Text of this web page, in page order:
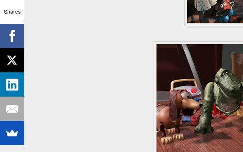
Shares